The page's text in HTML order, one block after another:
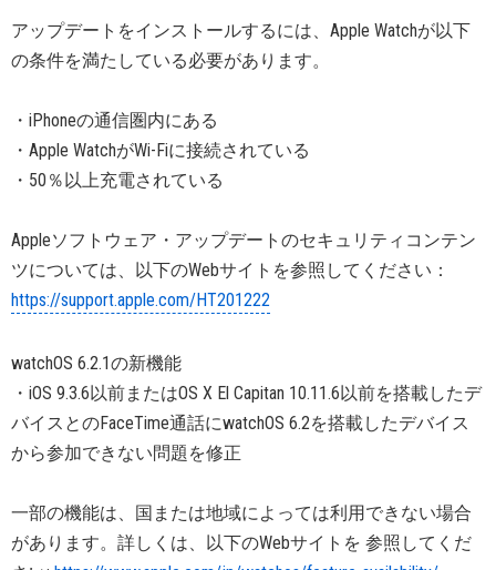
アップデートをインストールするには、Apple Watchが以下
の条件を満たしている必要があります。
・iPhoneの通信圏内にある
・Apple WatchがWi-Fiに接続されている
・50％以上充電されている
Appleソフトウェア・アップデートのセキュリティコンテン
ツについては、以下のWebサイトを参照してください：
https://support.apple.com/HT201222
watchOS 6.2.1の新機能
・iOS 9.3.6以前またはOS X El Capitan 10.11.6以前を搭載したデ
バイスとのFaceTime通話にwatchOS 6.2を搭載したデバイス
から参加できない問題を修正
一部の機能は、国または地域によっては利用できない場合
があります。詳しくは、以下のWebサイトを 参照してくだ